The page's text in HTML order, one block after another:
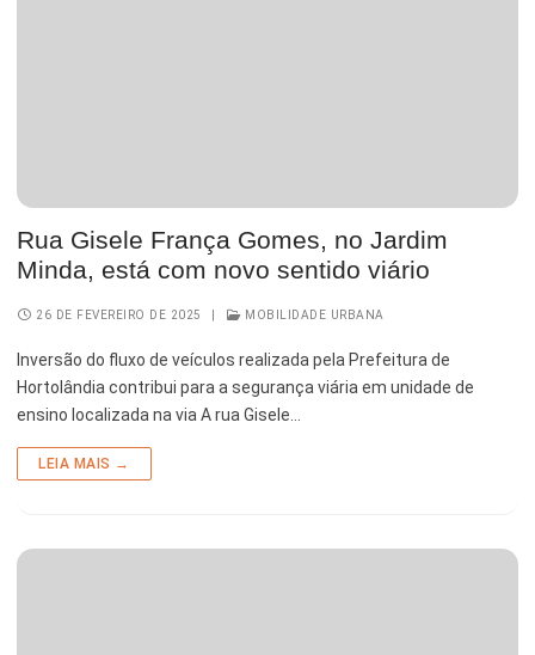
Rua Gisele França Gomes, no Jardim
Minda, está com novo sentido viário
26 DE FEVEREIRO DE 2025 MOBILIDADE URBANA
Inversão do fluxo de veículos realizada pela Prefeitura de
Hortolândia contribui para a segurança viária em unidade de
ensino localizada na via A rua Gisele…
LEIA MAIS →